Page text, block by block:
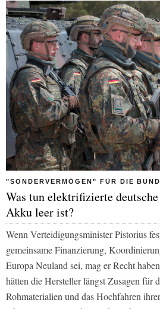
"SONDERVERMÖGEN" FÜR DIE
Was tun elektrifizierte
Akku leer ist?
Wenn Verteidigungsminister Pistorius
gemeinsame Finanzierung,
Europa Neuland sei, mag er Recht
hätten die Hersteller längst Zusagen für
Rohmaterialien und das Hochfahren